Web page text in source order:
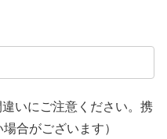
いにご注意ください。携
合がございます）